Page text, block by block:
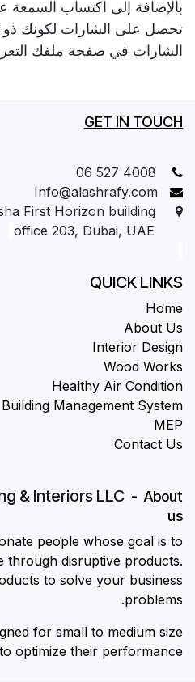
بالإضافة إلى اكتساب
تحصل على الشارات لكونك ذو
الشارات في صفحة ملفك
GET IN TOUCH
06 527 4008
Info@alashrafy.com
QUICK LINKS
Home
About Us
Interior Design
Wood Works
Healthy Air Condition
Building Management System
MEP
Contact Us
& Interiors LLC - About
us
people whose goal is to
through disruptive products.
to solve your business
problems.
for small to medium size
optimize their performance.